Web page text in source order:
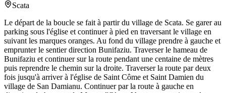
Scata
Le départ de la boucle se fait à partir du village de Scata. Se garer au
parking sous l'église et continuer à pied en traversant le village en
suivant les marques oranges. Au fond du village prendre à gauche et
emprunter le sentier direction Bunifaziu. Traverser le hameau de
Bunifaziu et continuer sur la route pendant une centaine de mètres
puis reprendre le chemin sur la droite. Traverser la route par deux
fois jusqu'à arriver à l'église de Saint Côme et Saint Damien du
village de San Damianu. Continuer par la route à gauche en